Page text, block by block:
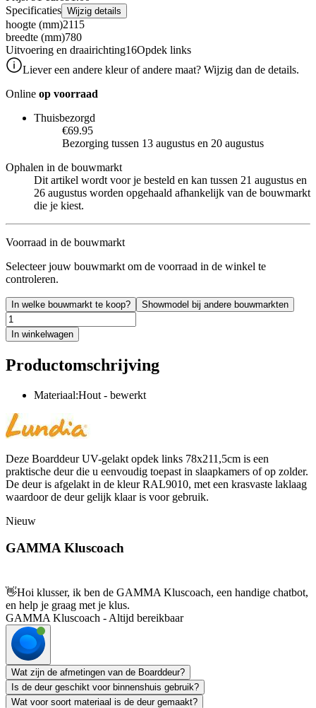
Specificaties Wijzig details
hoogte (mm)2115
breedte (mm)780
Uitvoering en draairichting16Opdek links
Liever een andere kleur of andere maat? Wijzig dan de details.
Online op voorraad
Thuisbezorgd
€69.95
Bezorging tussen 13 augustus en 20 augustus
Ophalen in de bouwmarkt
Dit artikel wordt voor je besteld en kan tussen 21 augustus en
26 augustus worden opgehaald afhankelijk van de bouwmarkt
die je kiest.
Voorraad in de bouwmarkt
Selecteer jouw bouwmarkt om de voorraad in de winkel te
controleren.
In welke bouwmarkt te koop? Showmodel bij andere bouwmarkten
In winkelwagen
Productomschrijving
Materiaal:Hout - bewerkt
Deze Boarddeur UV-gelakt opdek links 78x211,5cm is een
praktische deur die u eenvoudig toepast in slaapkamers of op zolder.
De deur is afgelakt in de kleur RAL9010, met een krasvaste laklaag
waardoor de deur gelijk klaar is voor gebruik.
Nieuw
GAMMA Kluscoach
👋Hoi klusser, ik ben de GAMMA Kluscoach, een handige chatbot,
en help je graag met je klus.
GAMMA Kluscoach - Altijd bereikbaar
Wat zijn de afmetingen van de Boarddeur?
Is de deur geschikt voor binnenshuis gebruik?
Wat voor soort materiaal is de deur gemaakt?